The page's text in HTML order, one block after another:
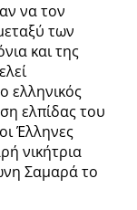
να τον
των
και της
ελληνικός
ελπίδας του
Έλληνες
νικήτρια
Σαμαρά το